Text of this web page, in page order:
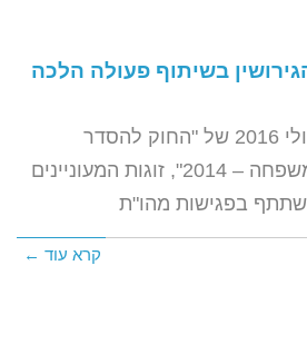
בשיתוף פעולה הלכה
עם כניסתו לתוקף, ביולי 2016 של "החוק להסדר
התדיינויות בסכסוכי משפחה – 2014", זוגות המעוניינים
בפגישות מהו"ת
קרא עוד ←